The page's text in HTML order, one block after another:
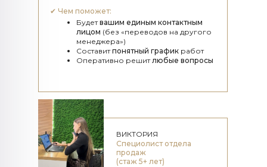
✔ Чем поможет:
Будетвашим единым контактным
лицом (без «переводов на другого
менеджера»)
Составитпонятный график работ
Оперативно решитлюбые вопросы
ВИКТОРИЯ
Специолист отдела
продаж
(стаж 5+ лет)